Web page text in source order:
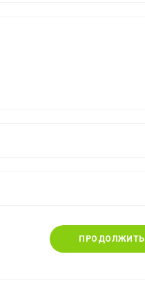
ПРОДОЛЖИТЬ